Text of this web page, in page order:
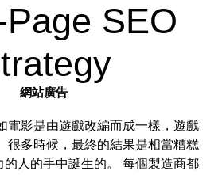
SEO
網站廣告
電影是由遊戲改編而成一樣，遊戲
很多時候，最終的結果是相當糟糕
的人的手中誕生的。 每個製造商都